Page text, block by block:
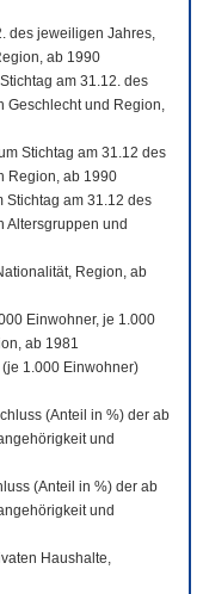
des jeweiligen Jahres,
ab 1990
am 31.12. des
Geschlecht und Region,
Stichtag am 31.12 des
Region, ab 1990
Stichtag am 31.12 des
Altersgruppen und
Region, ab
Einwohner, je 1.000
ab 1981
1.000 Einwohner)
(Anteil in %) der ab
und
(Anteil in %) der ab
und
Haushalte,